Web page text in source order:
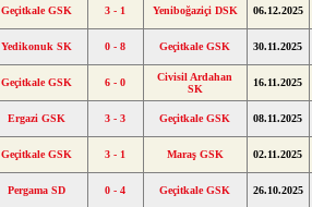
Geçitkale GSK 3 - 1 Yeniboğaziçi DSK 06.12.2025
Yedikonuk SK 0 - 8 Geçitkale GSK 30.11.2025
Geçitkale GSK 6 - 0
Civisil Ardahan
SK
16.11.2025
Ergazi GSK 3 - 3 Geçitkale GSK 08.11.2025
Geçitkale GSK 3 - 1 Maraş GSK 02.11.2025
Pergama SD 0 - 4 Geçitkale GSK 26.10.2025